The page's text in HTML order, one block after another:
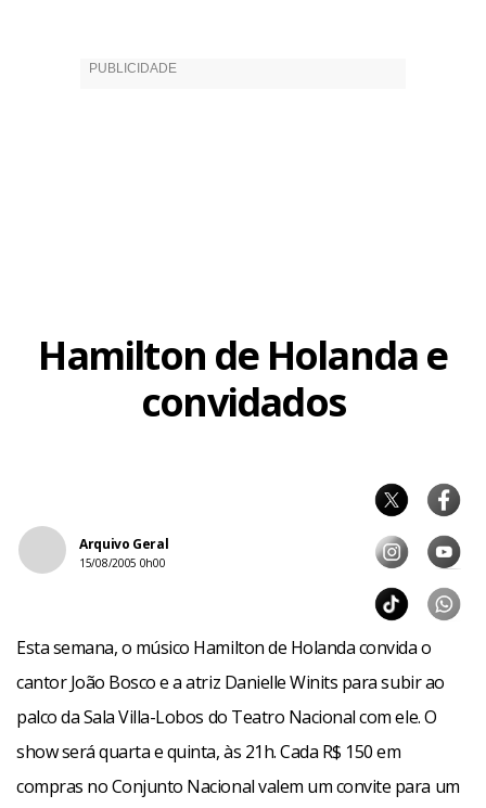
Hamilton de Holanda e
convidados
Arquivo Geral
15/08/2005 0h00
Esta semana, o músico Hamilton de Holanda convida o
cantor João Bosco e a atriz Danielle Winits para subir ao
palco da Sala Villa-Lobos do Teatro Nacional com ele. O
show será quarta e quinta, às 21h. Cada R$ 150 em
compras no Conjunto Nacional valem um convite para um